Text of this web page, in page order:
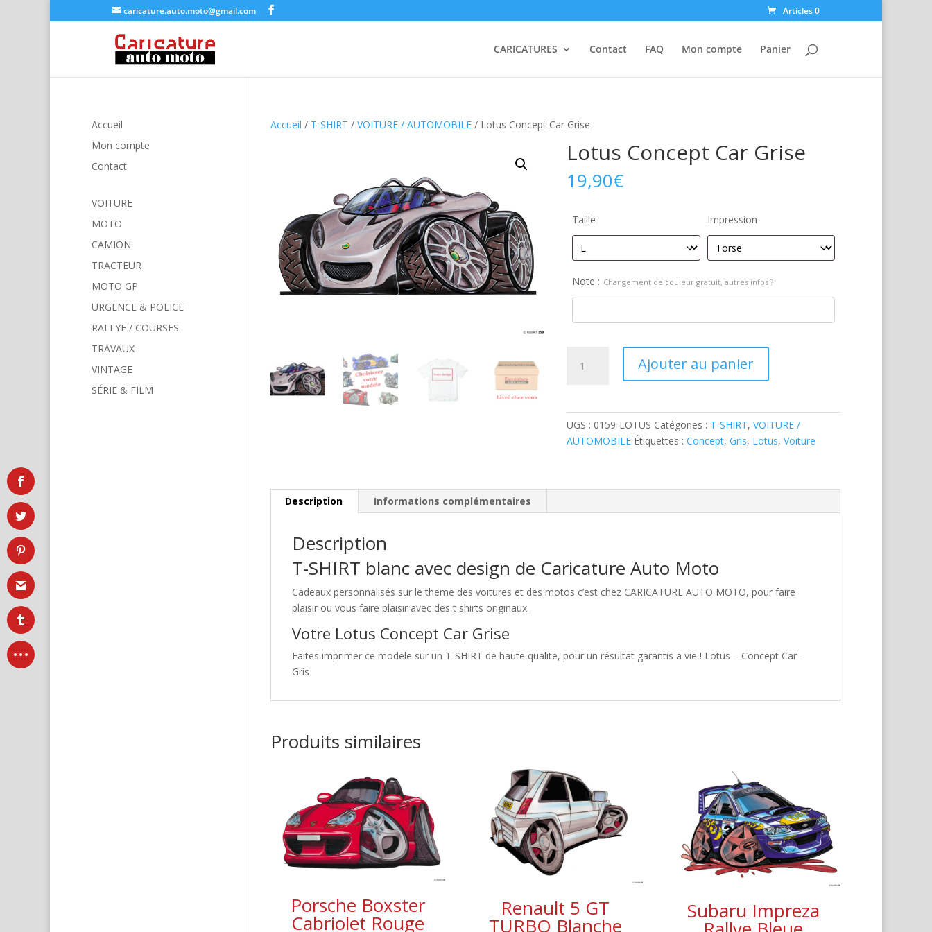
caricature.auto.moto@gmail.com Articles 0
CARICATURES Contact FAQ Mon compte Panier
Accueil / T-SHIRT / VOITURE / AUTOMOBILE/ Lotus Concept Car Grise
Lotus Concept Car Grise
19,90€
Taille Impression
Note : Changement de couleur gratuit, autres infos ?
Ajouter au panier
UGS : 0159-LOTUS Catégories : T-SHIRT,VOITURE /
AUTOMOBILE Étiquettes :Concept,Gris, Lotus,Voiture
Description Informations complémentaires
Description
T-SHIRT blanc avec design de Caricature Auto Moto
Cadeaux personnalisés sur le theme des voitures et des motos c’est chez CARICATURE AUTO MOTO, pour faire
plaisir ou vous faire plaisir avec des t shirts originaux.
Votre Lotus Concept Car Grise
Faites imprimer ce modele sur un T-SHIRT de haute qualite, pour un résultat garantis a vie ! Lotus – Concept Car –
Gris
Produits similaires
Porsche Boxster
Cabriolet Rouge
Renault 5 GT
TURBO Blanche
Subaru Impreza
Accueil
Mon compte
Contact
VOITURE
MOTO
CAMION
TRACTEUR
MOTO GP
URGENCE & POLICE
RALLYE / COURSES
TRAVAUX
VINTAGE
SÉRIE & FILM